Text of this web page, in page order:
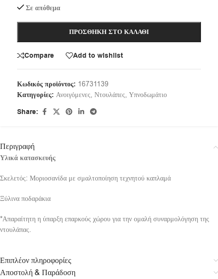
Σε απόθεμα
ΠΡΟΣΘΉΚΗ ΣΤΟ ΚΑΛΆΘΙ
Compare Add to wishlist
Κωδικός προϊόντος: 16731139
Κατηγορίες: Ανοιγόμενες, Ντουλάπες, Υπνοδωμάτιο
Share:
Περιγραφή
Υλικά κατασκευής
Σκελετός: Μοριοσανίδα με σμαλτοποίηση τεχνητού καπλαμά
Ξύλινα ποδαράκια
*Απαραίτητη η ύπαρξη επαρκούς χώρου για την ομαλή συναρμολόγηση της
ντουλάπας.
Επιπλέον πληροφορίες
Αποστολή & Παράδοση